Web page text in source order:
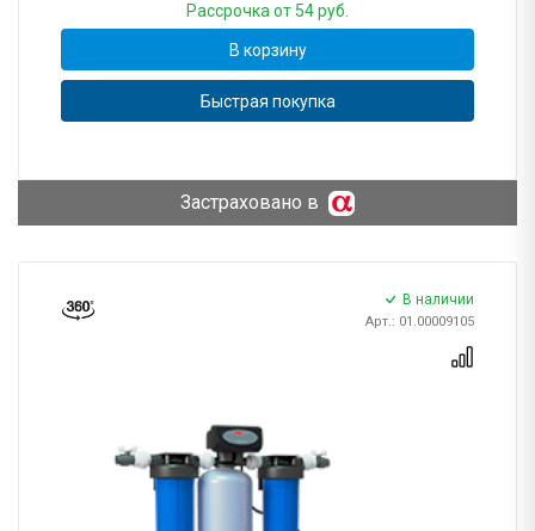
Рассрочка от 54 руб.
В корзину
Быстрая покупка
Застраховано в
В наличии
Арт.: 01.00009105